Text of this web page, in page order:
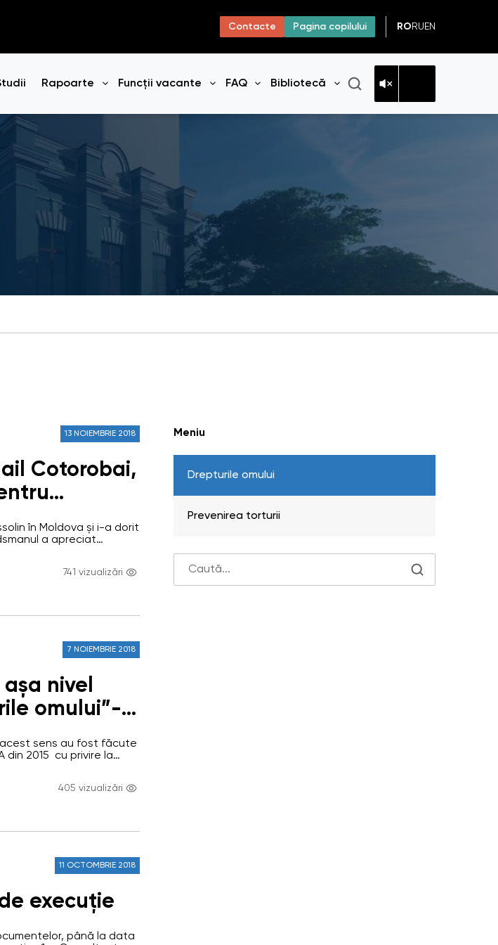
Contacte Pagina copilului RO RU EN
meniul
Rapoarte
Deschide meniul
Funcții vacante FAQ
Deschide meniul
Bibliotecă
Deschide meniul
13 NOIEMBRIE 2018
Cotorobai,
Oficiului
în Moldova și i-a dorit
a apreciat
de activitate în țara
741 vizualizări
7 NOIEMBRIE 2018
nivel
omului”-
recent
Curată.
sens au fost făcute
din 2015 cu privire la
domeniile…405 vizualizări
11 OCTOMBRIE 2018
execuție
până la data
Meniu
Drepturile omului
Prevenirea torturii